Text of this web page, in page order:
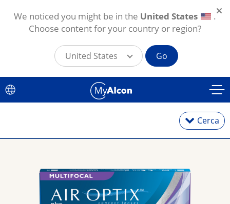
Salta al contenuto principale
Cerca
Lenti giornaliere
Lenti mensili
We noticed you might be in the United States
.
Choose content for your country or region?
United States Go